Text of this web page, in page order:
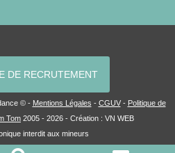
DE RECRUTEMENT
© - Mentions Légales - CGUV- Politique de
Tom 2005 - 2026 - Création : VN WEB
interdit aux mineurs